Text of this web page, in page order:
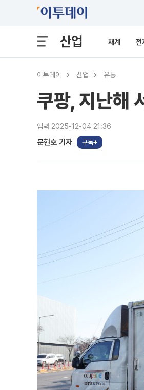
산업 재계 전
이투데이 산업 유통
쿠팡, 지난해
입력 2025-12-04 21:36
문현호 기자 구독